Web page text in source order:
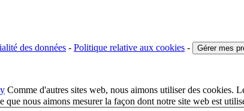
des données - Politique relative aux cookies - Gérer mes
Comme d'autres sites web, nous aimons utiliser des cookies.
que nous aimons mesurer la façon dont notre site web est